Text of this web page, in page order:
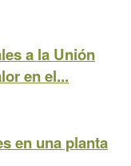
a la Unión
en el...
en una planta